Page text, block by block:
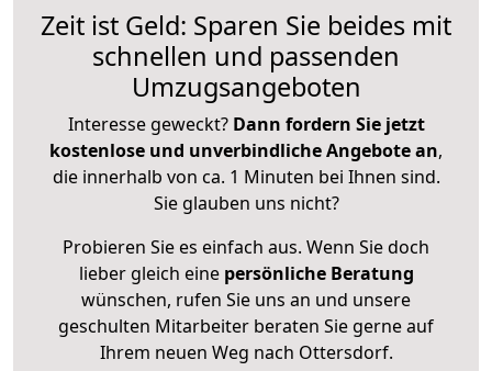
Zeit ist Geld: Sparen Sie beides mit
schnellen und passenden
Umzugsangeboten
Interesse geweckt? Dann fordern Sie jetzt
kostenlose und unverbindliche Angebote an,
die innerhalb von ca. 1 Minuten bei Ihnen sind.
Sie glauben uns nicht?
Probieren Sie es einfach aus. Wenn Sie doch
lieber gleich eine persönliche Beratung
wünschen, rufen Sie uns an und unsere
geschulten Mitarbeiter beraten Sie gerne auf
Ihrem neuen Weg nach Ottersdorf.